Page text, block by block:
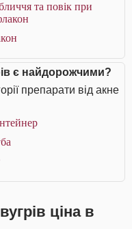
та повік при
є найдорожчими?
препарати від акне
ціна в